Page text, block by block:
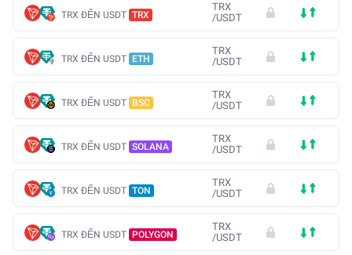
TRX ĐẾN USDT TRX
TRX
/USDT
TRX ĐẾN USDT ETH
TRX
/USDT
TRX ĐẾN USDT BSC
TRX
/USDT
TRX ĐẾN USDT SOLANA
TRX
/USDT
TRX ĐẾN USDT TON
TRX
/USDT
TRX ĐẾN USDT POLYGON
TRX
/USDT